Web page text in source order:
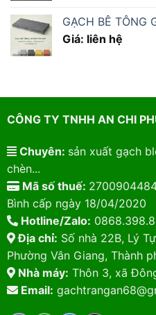
GẠCH BÊ TÔNG
Giá: liên hệ
CÔNG TY TNHH AN CHI
Chuyên: sản xuất gạch
chèn...
Mã số thuế:
Bình cấp ngày 18/04/2020
Hotline/Zalo:
Địa chỉ: Số nhà 22B, Lý
Phường Vân Giang, Thành
Nhà máy: Thôn 3, xã
Email: